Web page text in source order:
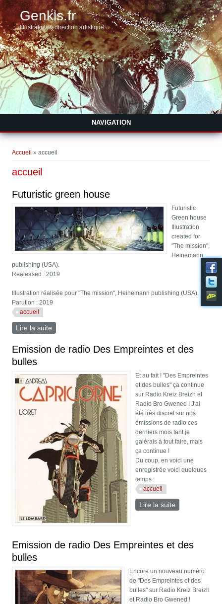
Genkis.fr
Illustration & direction artistique
NAVIGATION
Accueil » accueil
accueil
Futuristic green house
Futuristic
Green house
Illustration
created for
"The mission",
Heinemann
publishing (USA).
Realeased : 2019
Illustration réalisée pour "The mission", Heinemann publishing (USA).
Parution : 2019
accueil
Lire la suite
Emission de radio Des Empreintes et des
bulles
Et au fait ! "Des Empreintes
et des bulles" ça continue
sur Radio Kreiz Breizh et
Radio Bro Gwened ! J'ai
été très discret sur nos
émissions de radio ces
derniers mois tant je
galérais à tout faire, mais
ça continue !
Du coup, en voici une
enregistrée voici quelques
temps :
accueil
Lire la suite
Emission de radio Des Empreintes et des
bulles
Encore un nouveau numéro
de "Des Empreintes et des
bulles" sur Radio Kreiz Breizh
et Radio Bro Gwened !